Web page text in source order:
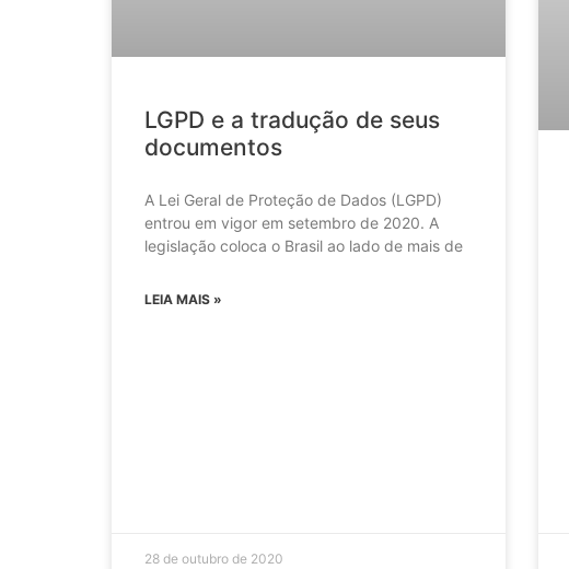
LGPD e a tradução de seus
documentos
A Lei Geral de Proteção de Dados (LGPD)
entrou em vigor em setembro de 2020. A
legislação coloca o Brasil ao lado de mais de
LEIA MAIS »
28 de outubro de 2020